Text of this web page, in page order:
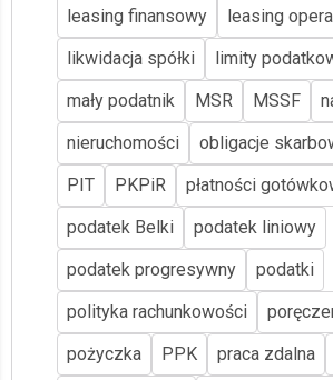
leasing finansowy
leasing
likwidacja spółki
limity
mały podatnik
MSR MSSF
nieruchomości
obligacje
PIT
PKPiR
płatności
podatek Belki
podatek liniowy
podatek progresywny
podatki
polityka rachunkowości
pożyczka
PPK praca zdalna